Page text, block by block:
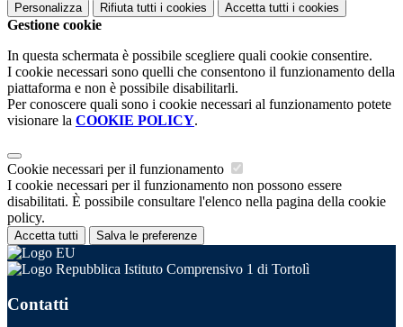
Personalizza Rifiuta tutti i cookies Accetta tutti i cookies
Gestione cookie
In questa schermata è possibile scegliere quali cookie consentire.
I cookie necessari sono quelli che consentono il funzionamento della
piattaforma e non è possibile disabilitarli.
Per conoscere quali sono i cookie necessari al funzionamento potete
visionare la COOKIE POLICY.
Cookie necessari per il funzionamento
I cookie necessari per il funzionamento non possono essere
disabilitati. È possibile consultare l'elenco nella pagina della cookie
policy.
Accetta tutti Salva le preferenze
Istituto Comprensivo 1 di Tortolì
Contatti